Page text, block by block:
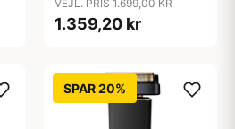
VEJL. PRIS 1.699,00 KR
1.359,20 kr
SPAR 20%